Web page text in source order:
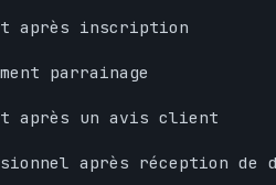
après inscription
parrainage
après un avis client
après réception de